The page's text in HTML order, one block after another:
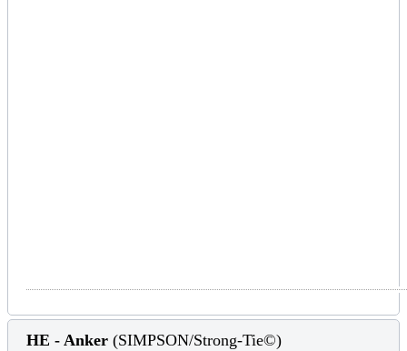
HE - Anker (SIMPSON/Strong-Tie©)